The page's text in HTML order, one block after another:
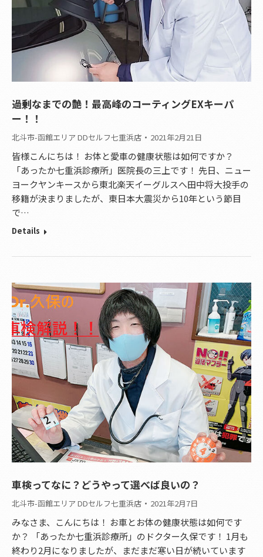
過剰なまでの艶！最高峰のコーティングEXキーパ
ー！！
北斗市-函館エリア DDセルフ七重浜店 2021年2月21日
皆様こんにちは！ お体と愛車の健康状態は如何ですか？
「あったか七重浜診療所」医院長の三上です！ 先日、ニュー
ヨークヤンキースから東北楽天イーグルスへ田中将大投手の
移籍が決まりましたが、東日本大震災から10年という節目
で…
Details
車検ってなに？どうやって選べば良いの？
北斗市-函館エリア DDセルフ七重浜店 2021年2月7日
みなさま、こんにちは！ お車とお体の健康状態は如何です
か？ 「あったか七重浜診療所」のドクター久保です！ 1月も
終わり2月になりましたが、まだまだ寒い日が続いています